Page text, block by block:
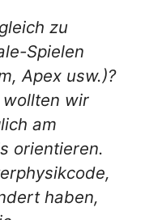
zu
Spielen
Apex usw.)?
wollten wir
am
orientieren.
haben,